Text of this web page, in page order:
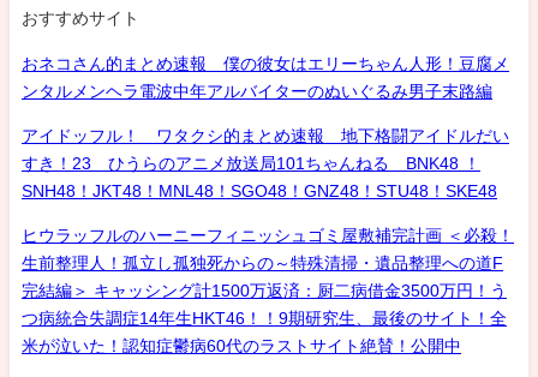
おすすめサイト
おネコさん的まとめ速報 僕の彼女はエリーちゃん人形！豆腐メ
ンタルメンヘラ電波中年アルバイターのぬいぐるみ男子末路編
アイドッフル！ ワタクシ的まとめ速報 地下格闘アイドルだい
すき！23 ひうらのアニメ放送局101ちゃんねる BNK48 ！
SNH48！JKT48！MNL48！SGO48！GNZ48！STU48！SKE48
ヒウラッフルのハーニーフィニッシュゴミ屋敷補完計画 ＜必殺！
生前整理人！孤立し孤独死からの～特殊清掃・遺品整理への道F
完結編＞ キャッシング計1500万返済：厨二病借金3500万円！う
つ病統合失調症14年生HKT46！！9期研究生、最後のサイト！全
米が泣いた！認知症鬱病60代のラストサイト絶賛！公開中